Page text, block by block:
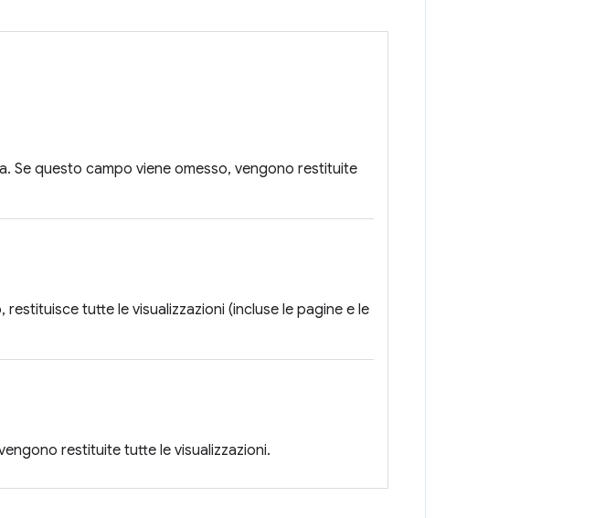
Se questo campo viene omesso, vengono restituite
tutte le visualizzazioni (incluse le pagine e le
restituite tutte le visualizzazioni.